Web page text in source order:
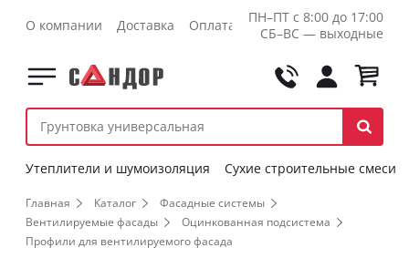
О компании Доставка Оплата Контакты Оптовикам
ПН–ПТ с 8:00 до 17:00
СБ–ВС — выходные
Утеплители и шумоизоляция Сухие строительные смеси
Главная Каталог
Фасадные системы
Вентилируемые фасады
Оцинкованная подсистема
Профили для вентилируемого фасада